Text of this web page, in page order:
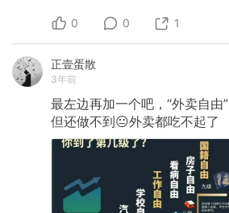
0 0 1
正壹蛋散
3年前
最左边再加一个吧，“外卖自由”
但还做不到😐外卖都吃不起了